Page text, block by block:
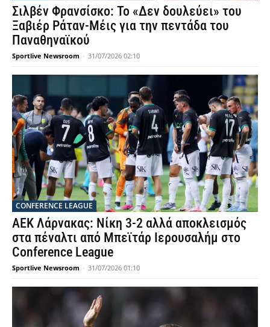
Σιλβέν Φρανσίσκο: Το «Δεν δουλεύει» του
Ξαβιέρ Ράταν-Μέις για την πεντάδα του
Παναθηναϊκού
Sportlive Newsroom - 31/07/2026 02:10
CONFERENCE LEAGUE
ΑΕΚ Λάρνακας: Νίκη 3-2 αλλά αποκλεισμός
στα πέναλτι από Μπεϊτάρ Ιερουσαλήμ στο
Conference League
Sportlive Newsroom - 31/07/2026 01:10